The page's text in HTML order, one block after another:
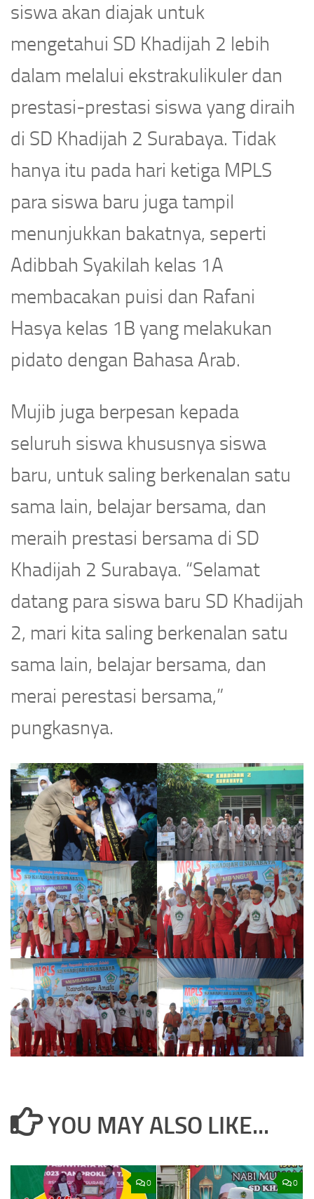
siswa akan diajak untuk
mengetahui SD Khadijah 2 lebih
dalam melalui ekstrakulikuler dan
prestasi-prestasi siswa yang diraih
di SD Khadijah 2 Surabaya. Tidak
hanya itu pada hari ketiga MPLS
para siswa baru juga tampil
menunjukkan bakatnya, seperti
Adibbah Syakilah kelas 1A
membacakan puisi dan Rafani
Hasya kelas 1B yang melakukan
pidato dengan Bahasa Arab.
Mujib juga berpesan kepada
seluruh siswa khususnya siswa
baru, untuk saling berkenalan satu
sama lain, belajar bersama, dan
meraih prestasi bersama di SD
Khadijah 2 Surabaya. “Selamat
datang para siswa baru SD Khadijah
2, mari kita saling berkenalan satu
sama lain, belajar bersama, dan
merai perestasi bersama,”
pungkasnya.
YOU MAY ALSO LIKE...
0 0